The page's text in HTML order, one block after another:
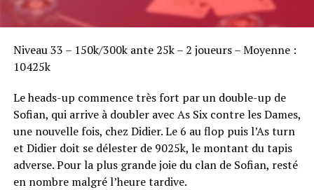
Niveau 33 – 150k/300k ante 25k – 2 joueurs – Moyenne :
10425k
Le heads-up commence très fort par un double-up de
Sofian, qui arrive à doubler avec As Six contre les Dames,
une nouvelle fois, chez Didier. Le 6 au flop puis l’As turn
et Didier doit se délester de 9025k, le montant du tapis
adverse. Pour la plus grande joie du clan de Sofian, resté
en nombre malgré l’heure tardive.